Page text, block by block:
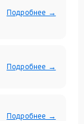
Подробнее →
Подробнее →
Подробнее →